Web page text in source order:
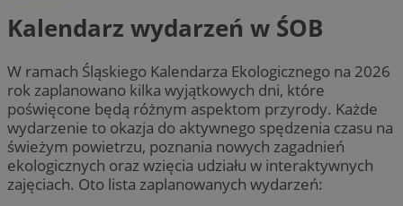
Kalendarz wydarzeń w ŚOB
W ramach Śląskiego Kalendarza Ekologicznego na 2026
rok zaplanowano kilka wyjątkowych dni, które
poświęcone będą różnym aspektom przyrody. Każde
wydarzenie to okazja do aktywnego spędzenia czasu na
świeżym powietrzu, poznania nowych zagadnień
ekologicznych oraz wzięcia udziału w interaktywnych
zajęciach. Oto lista zaplanowanych wydarzeń: